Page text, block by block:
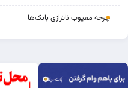
چرخه‌ معیوب ناترازی بانک‌ها